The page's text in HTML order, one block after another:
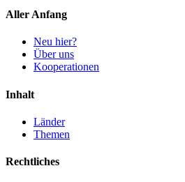
Aller Anfang
Neu hier?
Über uns
Kooperationen
Inhalt
Länder
Themen
Rechtliches